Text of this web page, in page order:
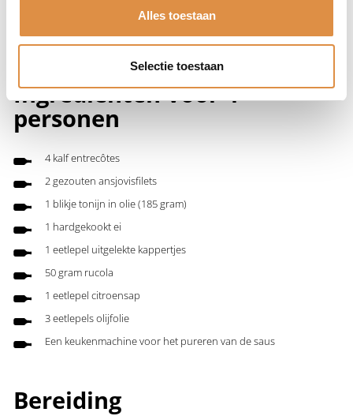
Alles toestaan
Selectie toestaan
Vitello Tonnato maken
Ingrediënten voor 4
personen
4 kalf entrecôtes
2 gezouten ansjovisfilets
1 blikje tonijn in olie (185 gram)
1 hardgekookt ei
1 eetlepel uitgelekte kappertjes
50 gram rucola
1 eetlepel citroensap
3 eetlepels olijfolie
Een keukenmachine voor het pureren van de saus
Bereiding